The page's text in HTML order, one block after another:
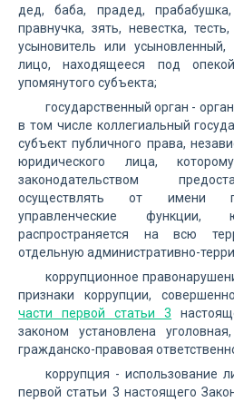
дед, баба, прадед,
правнучка, зять, невестка,
усыновитель или усыновленный,
лицо, находящееся под
упомянутого субъекта;
государственный орган -
в том числе коллегиальный
субъект публичного права,
юридического лица,
законодательством
осуществлять от имени
управленческие функции,
распространяется на всю
отдельную административно-
коррупционное
признаки коррупции,
части первой статьи 3
законом установлена
гражданско-правовая
коррупция - использование
первой статьи 3 настоящего